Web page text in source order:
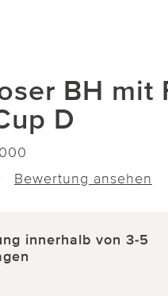
BH mit
D
Bewertung ansehen
innerhalb von 3-5